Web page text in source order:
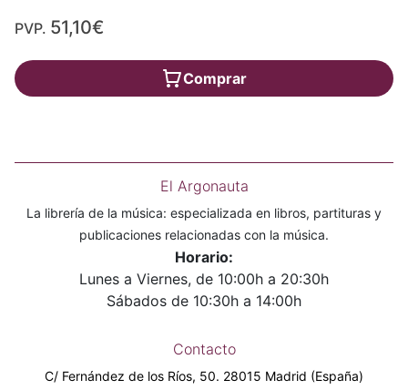
PVP. 51,10€
Comprar
El Argonauta
La librería de la música: especializada en libros, partituras y
publicaciones relacionadas con la música.
Horario:
Lunes a Viernes, de 10:00h a 20:30h
Sábados de 10:30h a 14:00h
Contacto
C/ Fernández de los Ríos, 50. 28015 Madrid (España)